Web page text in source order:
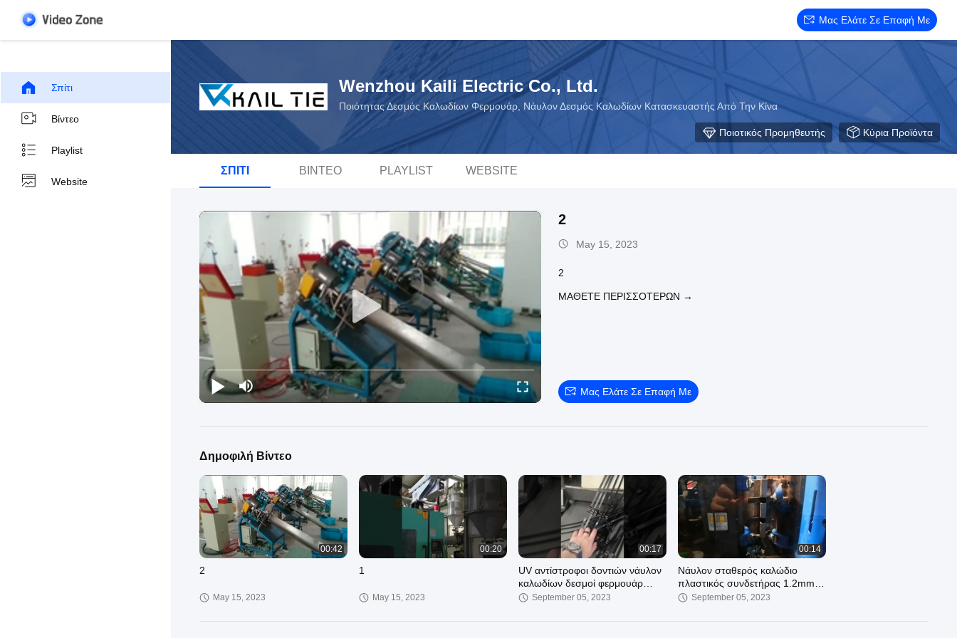
Μας Ελάτε Σε Επαφή Με
Σπίτι
Βίντεο
Playlist
Website
Wenzhou Kaili Electric Co., Ltd.
Ποιότητας Δεσμός Καλωδίων Φερμουάρ, Νάυλον Δεσμός Καλωδίων Κατασκευαστής Από Την Κίνα
Ποιοτικός Προμηθευτής Κύρια Προϊόντα
ΣΠΊΤΙ ΒΊΝΤΕΟ PLAYLIST WEBSITE
2
May 15, 2023
2
ΜΆΘΕΤΕ ΠΕΡΙΣΣΌΤΕΡΩΝ →
Μας Ελάτε Σε Επαφή Με
Δημοφιλή Βίντεο
00:42
2
May 15, 2023
00:20
1
May 15, 2023
00:17
UV αντίστροφοι δοντιών νάυλον
καλωδίων δεσμοί φερμουάρ
καλωδίων δεσμών μαύροι
επαναχρησιμοποιήσιμοι
September 05, 2023
00:14
Νάυλον σταθερός καλώδιο
πλαστικός συνδετήρας 1.2mm
σφιγκτηρών εξαρτημάτων
Thincness
September 05, 2023